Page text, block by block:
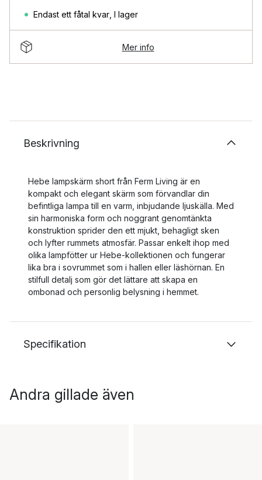
Endast ett fåtal kvar I lager
Mer info
Beskrivning
Hebe lampskärm short från Ferm Living är en
kompakt och elegant skärm som förvandlar din
befintliga lampa till en varm, inbjudande ljuskälla. Med
sin harmoniska form och noggrant genomtänkta
konstruktion sprider den ett mjukt, behagligt sken
och lyfter rummets atmosfär. Passar enkelt ihop med
olika lampfötter ur Hebe-kollektionen och fungerar
lika bra i sovrummet som i hallen eller läshörnan. En
stilfull detalj som gör det lättare att skapa en
ombonad och personlig belysning i hemmet.
Specifikation
Andra gillade även